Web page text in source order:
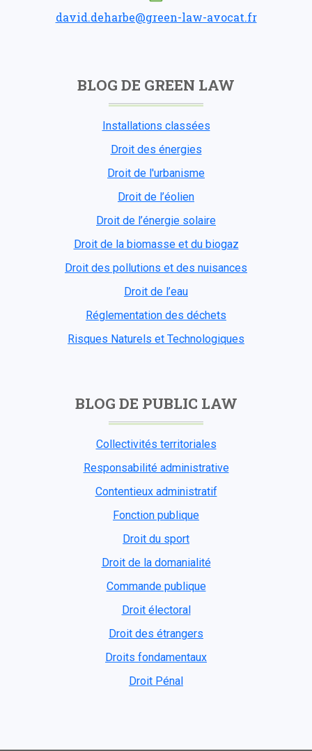
david.deharbe@green-law-avocat.fr
BLOG DE GREEN LAW
Installations classées
Droit des énergies
Droit de l'urbanisme
Droit de l’éolien
Droit de l’énergie solaire
Droit de la biomasse et du biogaz
Droit des pollutions et des nuisances
Droit de l’eau
Réglementation des déchets
Risques Naturels et Technologiques
BLOG DE PUBLIC LAW
Collectivités territoriales
Responsabilité administrative
Contentieux administratif
Fonction publique
Droit du sport
Droit de la domanialité
Commande publique
Droit électoral
Droit des étrangers
Droits fondamentaux
Droit Pénal